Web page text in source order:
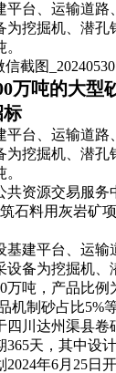
平台、运输道路
挖掘机、潜孔
万吨的大
标
平台、运输道路
挖掘机、潜孔
共资源交易服务
石料用灰岩矿
基建平台、运输
设备为挖掘机
万吨，产品比例
机制砂占比5%等
四川达州渠县卷
365天，其中设
年6月25日